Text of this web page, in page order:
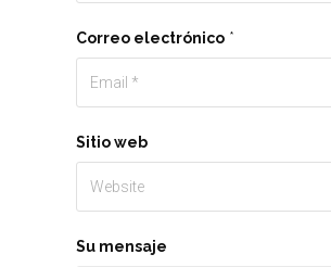
Correo electrónico *
Sitio web
Su mensaje